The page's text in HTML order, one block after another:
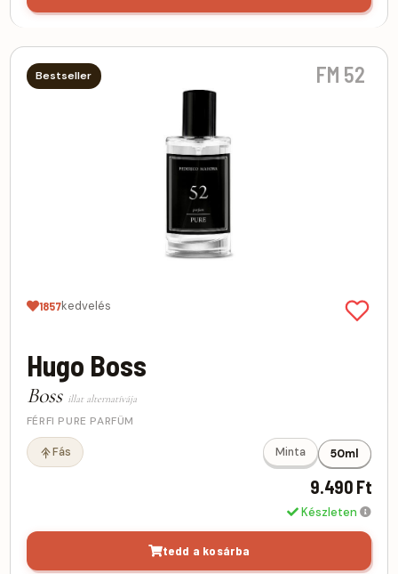
Bestseller FM 52
1857kedvelés
Hugo Boss
Boss illat alternatívája
FÉRFI PURE PARFÜM
Fás Minta 50ml
9.490 Ft
Készleten
tedd a kosárba